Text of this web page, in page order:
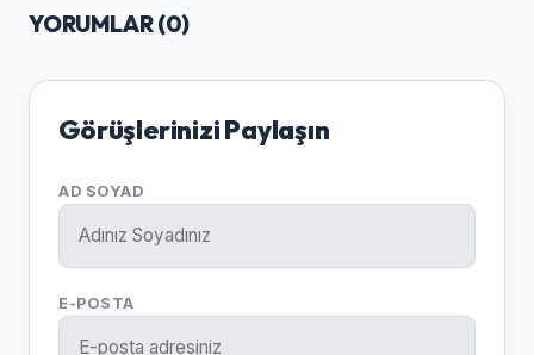
YORUMLAR (0)
Görüşlerinizi Paylaşın
AD SOYAD
E-POSTA